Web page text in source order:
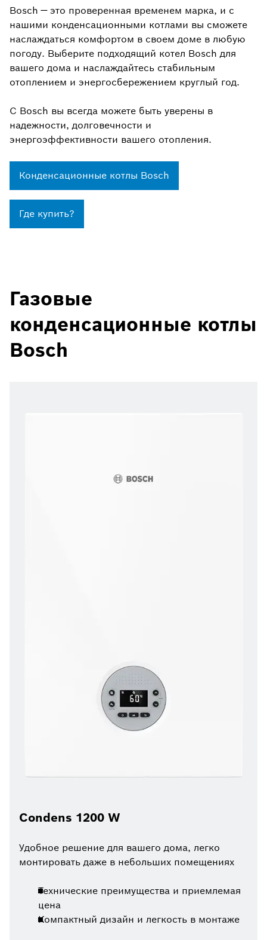
Bosch — это проверенная временем марка, и с
нашими конденсационными котлами вы сможете
наслаждаться комфортом в своем доме в любую
погоду. Выберите подходящий котел Bosch для
вашего дома и наслаждайтесь стабильным
отоплением и энергосбережением круглый год.
С Bosch вы всегда можете быть уверены в
надежности, долговечности и
энергоэффективности вашего отопления.
Конденсационные котлы Bosch
Где купить?
Газовые
конденсационные котлы
Bosch
Condens 1200 W
Удобное решение для вашего дома, легко
монтировать даже в небольших помещениях
Технические преимущества и приемлемая
цена
Компактный дизайн и легкость в монтаже